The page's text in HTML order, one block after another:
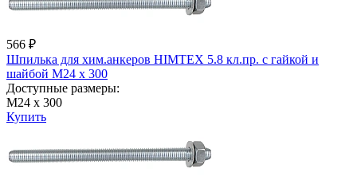
566 ₽
Шпилька для хим.анкеров HIMTEX 5.8 кл.пр. с гайкой и
шайбой М24 х 300
Доступные размеры:
М24 х 300
Купить